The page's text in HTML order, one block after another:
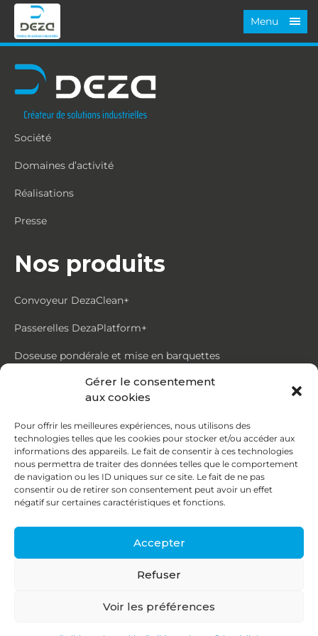
Gérer le consentement
aux cookies
Pour offrir les meilleures expériences, nous utilisons des
technologies telles que les cookies pour stocker et/ou accéder aux
informations des appareils. Le fait de consentir à ces technologies
nous permettra de traiter des données telles que le comportement
de navigation ou les ID uniques sur ce site. Le fait de ne pas
consentir ou de retirer son consentement peut avoir un effet
négatif sur certaines caractéristiques et fonctions.
Accepter
Refuser
Voir les préférences
Menu
Société
Domaines d’activité
Réalisations
Presse
Nos produits
Convoyeur DezaClean+
Passerelles DezaPlatform+
Doseuse pondérale et mise en barquettes
Trémie mouvante DezaMouv+
Contact
87, rue du Ruisseau
38070 St Quentin Fallavier
contact@deza.fr